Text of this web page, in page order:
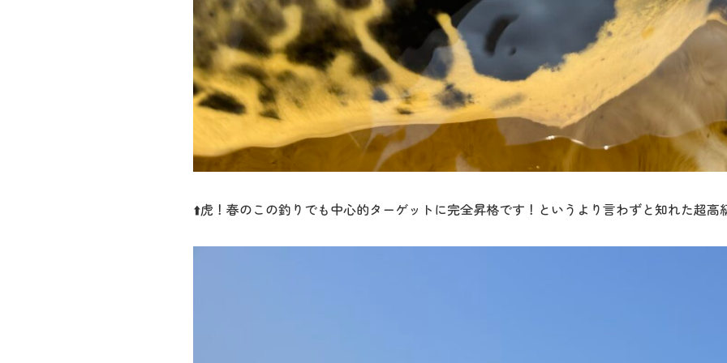
⬆️虎！春のこの釣りでも中心的ターゲットに完全昇格です！というより言わずと知れた超高